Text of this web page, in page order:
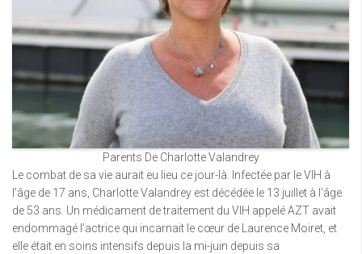
Parents De Charlotte Valandrey
Le combat de sa vie aurait eu lieu ce jour-là. Infectée par le VIH à
l’âge de 17 ans, Charlotte Valandrey est décédée le 13 juillet à l’âge
de 53 ans. Un médicament de traitement du VIH appelé AZT avait
endommagé l’actrice qui incarnait le cœur de Laurence Moiret, et
elle était en soins intensifs depuis la mi-juin depuis sa